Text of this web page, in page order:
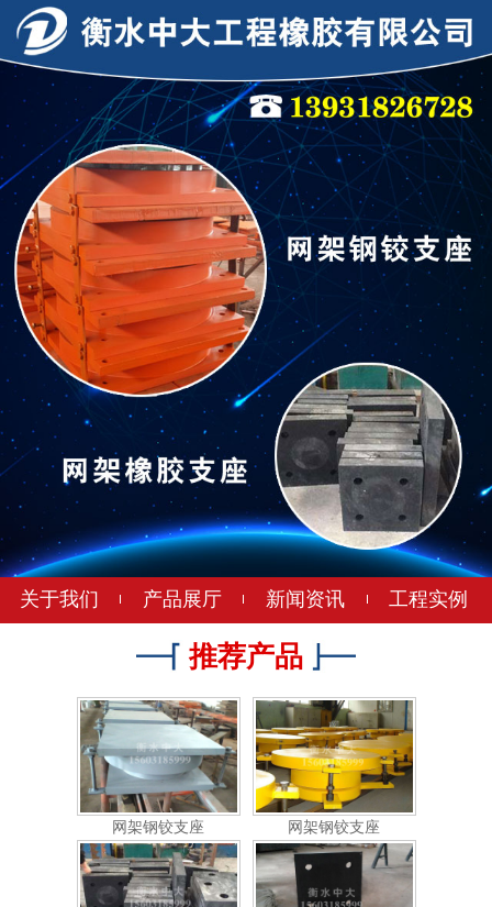
关于我们 产品展厅 新闻资讯 工程实例
推荐产品
连廊支座 连廊支座
隔震支座 抗震支座
网架钢铰支座 网架钢铰支座
网架钢铰支座 网架钢铰支座